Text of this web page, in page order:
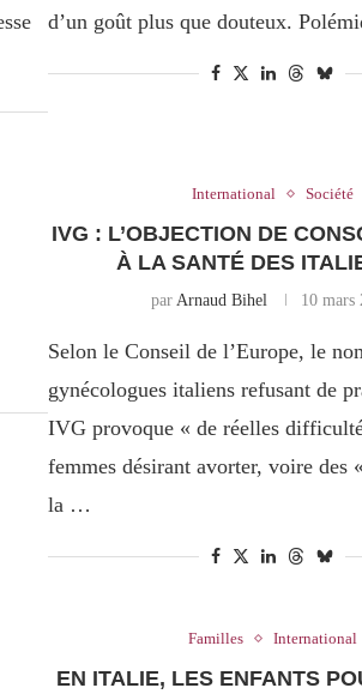
d’un goût plus que douteux.
International Société
IVG : L’OBJECTION DE
À LA SANTÉ DES
parArnaud Bihel 10 mars
Selon le Conseil de l’Europe, le
gynécologues italiens refusant de
IVG provoque « de réelles
femmes désirant avorter, voire des
la …
Familles International
EN ITALIE, LES ENFANTS